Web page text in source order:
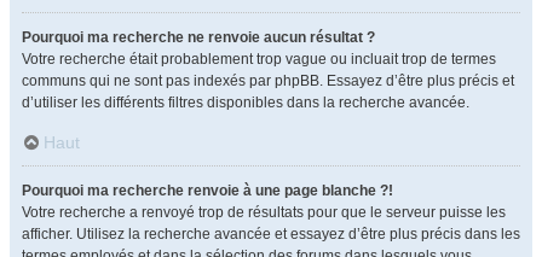
Pourquoi ma recherche ne renvoie aucun résultat ?
Votre recherche était probablement trop vague ou incluait trop de termes
communs qui ne sont pas indexés par phpBB. Essayez d’être plus précis et
d’utiliser les différents filtres disponibles dans la recherche avancée.
Haut
Pourquoi ma recherche renvoie à une page blanche ?!
Votre recherche a renvoyé trop de résultats pour que le serveur puisse les
afficher. Utilisez la recherche avancée et essayez d’être plus précis dans les